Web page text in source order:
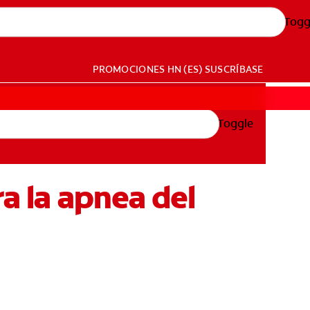
PROMOCIONES HN (ES) SUSCRÍBASE
Toggle
la apnea del